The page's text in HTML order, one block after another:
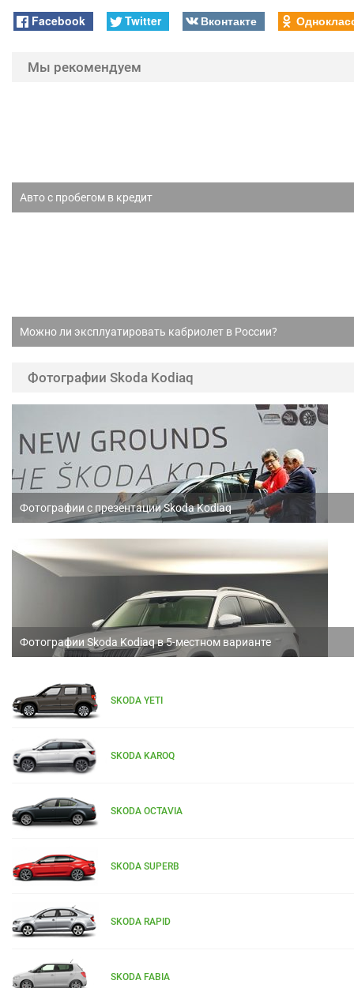
Facebook Twitter Вконтакте
Мы рекомендуем
Авто с пробегом в кредит
Можно ли эксплуатировать кабриолет в России?
Фотографии Skoda Kodiaq
Фотографии с презентации Skoda Kodiaq
Фотографии Skoda Kodiaq в 5-местном варианте
SKODA YETI
SKODA KAROQ
SKODA OCTAVIA
SKODA SUPERB
SKODA RAPID
SKODA FABIA